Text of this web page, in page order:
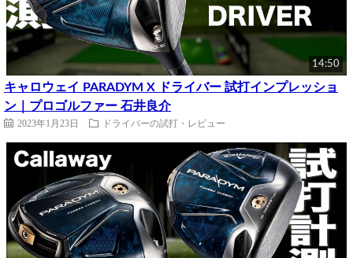
14:50
キャロウェイ PARADYM X ドライバー 試打インプレッショ
ン｜プロゴルファー 石井良介
2023年1月23日 ドライバーの試打・レビュー